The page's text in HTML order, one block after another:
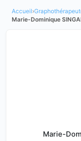
Accueil›
Marie-Dominique
Marie-